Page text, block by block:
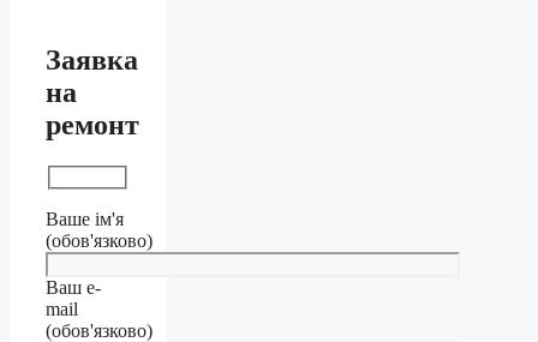
Заявка
на
ремонт
Ваше ім'я
(обов'язково)
Ваш e-
mail
(обов'язково)